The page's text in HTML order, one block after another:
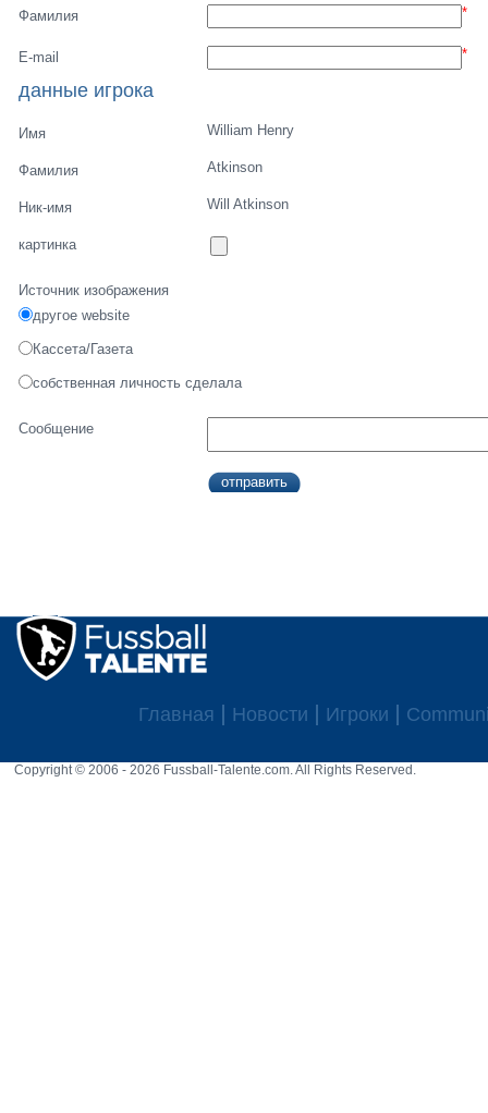
Фамилия *
E-mail *
данные игрока
Имя William Henry
Фамилия Atkinson
Ник-имя Will Atkinson
картинка
Источник изображения
другое website
Кассета/Газета
собственная личность сделала
Сообщение
Главная Новости Игроки
Copyright © 2006 - 2026 Fussball-Talente.com. All Rights Reserved.